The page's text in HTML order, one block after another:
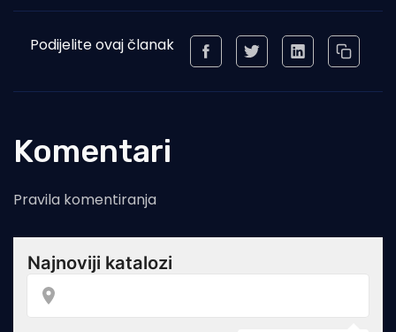
Podijelite ovaj članak
Komentari
Pravila komentiranja